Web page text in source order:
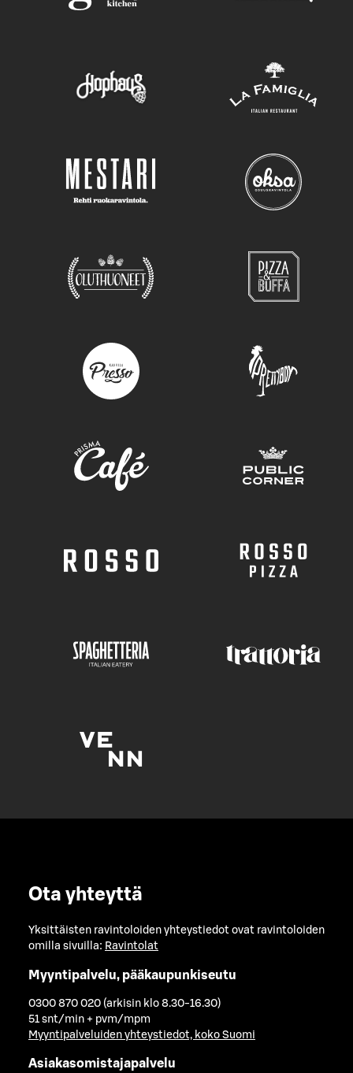
Ota yhteyttä
Yksittäisten ravintoloiden yhteystiedot ovat ravintoloiden
omilla sivuilla: Ravintolat
Myyntipalvelu, pääkaupunkiseutu
0300 870 020 (arkisin klo 8.30-16.30)
51 snt/min + pvm/mpm
Myyntipalveluiden yhteystiedot, koko Suomi
Asiakasomistajapalvelu